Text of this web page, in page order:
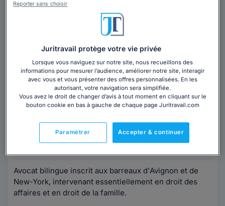
Maître Arnaud TRIBHOU
Avocat au barreau d'Avignon
Vaucluse,Avignon, 84000
Contacter cet avocat
Avocat bilingue inscrit aux barreaux d'Avignon et de
New-York, intervenant essentiellement en droit des
affaires et en droit de la famille.
Juritravail protège votre vie privée
Lorsque vous naviguez sur notre site, nous recueillons des
informations pour mesurer l’audience, améliorer notre site, interagir
avec vous et vous présenter des offres personnalisées. En les
autorisant, votre navigation sera simplifiée.
Vous avez le droit de changer d’avis à tout moment en cliquant sur le
bouton cookie en bas à gauche de chaque page Juritravail.com
Accepter & continuer
Paramétrer
Reporter sans choisir